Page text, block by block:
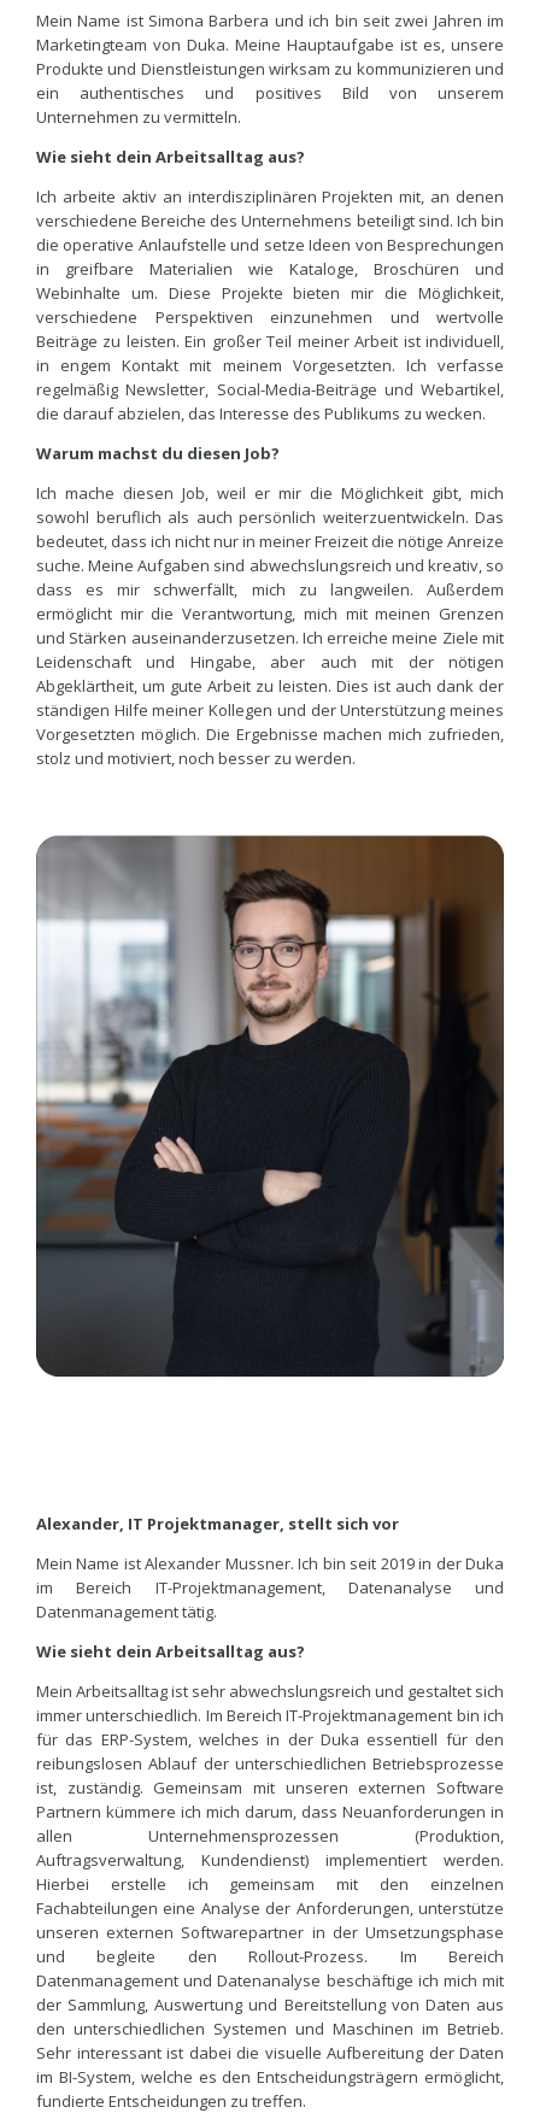
Mein Name ist Simona Barbera und ich bin seit zwei Jahren im
Marketingteam von Duka. Meine Hauptaufgabe ist es, unsere
Produkte und Dienstleistungen wirksam zu kommunizieren und
ein authentisches und positives Bild von unserem
Unternehmen zu vermitteln.
Wie sieht dein Arbeitsalltag aus?
Ich arbeite aktiv an interdisziplinären Projekten mit, an denen
verschiedene Bereiche des Unternehmens beteiligt sind. Ich bin
die operative Anlaufstelle und setze Ideen von Besprechungen
in greifbare Materialien wie Kataloge, Broschüren und
Webinhalte um. Diese Projekte bieten mir die Möglichkeit,
verschiedene Perspektiven einzunehmen und wertvolle
Beiträge zu leisten. Ein großer Teil meiner Arbeit ist individuell,
in engem Kontakt mit meinem Vorgesetzten. Ich verfasse
regelmäßig Newsletter, Social-Media-Beiträge und Webartikel,
die darauf abzielen, das Interesse des Publikums zu wecken.
Warum machst du diesen Job?
Ich mache diesen Job, weil er mir die Möglichkeit gibt, mich
sowohl beruflich als auch persönlich weiterzuentwickeln. Das
bedeutet, dass ich nicht nur in meiner Freizeit die nötige Anreize
suche. Meine Aufgaben sind abwechslungsreich und kreativ, so
dass es mir schwerfällt, mich zu langweilen. Außerdem
ermöglicht mir die Verantwortung, mich mit meinen Grenzen
und Stärken auseinanderzusetzen. Ich erreiche meine Ziele mit
Leidenschaft und Hingabe, aber auch mit der nötigen
Abgeklärtheit, um gute Arbeit zu leisten. Dies ist auch dank der
ständigen Hilfe meiner Kollegen und der Unterstützung meines
Vorgesetzten möglich. Die Ergebnisse machen mich zufrieden,
stolz und motiviert, noch besser zu werden.
Alexander, IT Projektmanager, stellt sich vor
Mein Name ist Alexander Mussner. Ich bin seit 2019 in der Duka
im Bereich IT-Projektmanagement, Datenanalyse und
Datenmanagement tätig.
Wie sieht dein Arbeitsalltag aus?
Mein Arbeitsalltag ist sehr abwechslungsreich und gestaltet sich
immer unterschiedlich. Im Bereich IT-Projektmanagement bin ich
für das ERP-System, welches in der Duka essentiell für den
reibungslosen Ablauf der unterschiedlichen Betriebsprozesse
ist, zuständig. Gemeinsam mit unseren externen Software
Partnern kümmere ich mich darum, dass Neuanforderungen in
allen Unternehmensprozessen (Produktion,
Auftragsverwaltung, Kundendienst) implementiert werden.
Hierbei erstelle ich gemeinsam mit den einzelnen
Fachabteilungen eine Analyse der Anforderungen, unterstütze
unseren externen Softwarepartner in der Umsetzungsphase
und begleite den Rollout-Prozess. Im Bereich
Datenmanagement und Datenanalyse beschäftige ich mich mit
der Sammlung, Auswertung und Bereitstellung von Daten aus
den unterschiedlichen Systemen und Maschinen im Betrieb.
Sehr interessant ist dabei die visuelle Aufbereitung der Daten
im BI-System, welche es den Entscheidungsträgern ermöglicht,
fundierte Entscheidungen zu treffen.